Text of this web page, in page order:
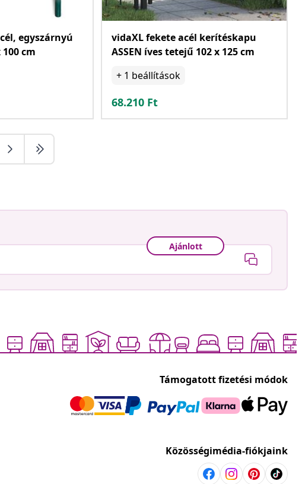
egyszárnyú
cm
vidaXL fekete acél kerítéskapu
ASSEN íves tetejű 102 x 125 cm
+ 1 beállítások
68.210 Ft
Ajánlott
Támogatott fizetési módok
Közösségimédia-fiókjaink